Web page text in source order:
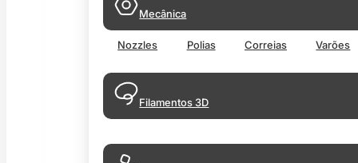
Mecânica
Nozzles Polias Correias Varões
Filamentos 3D